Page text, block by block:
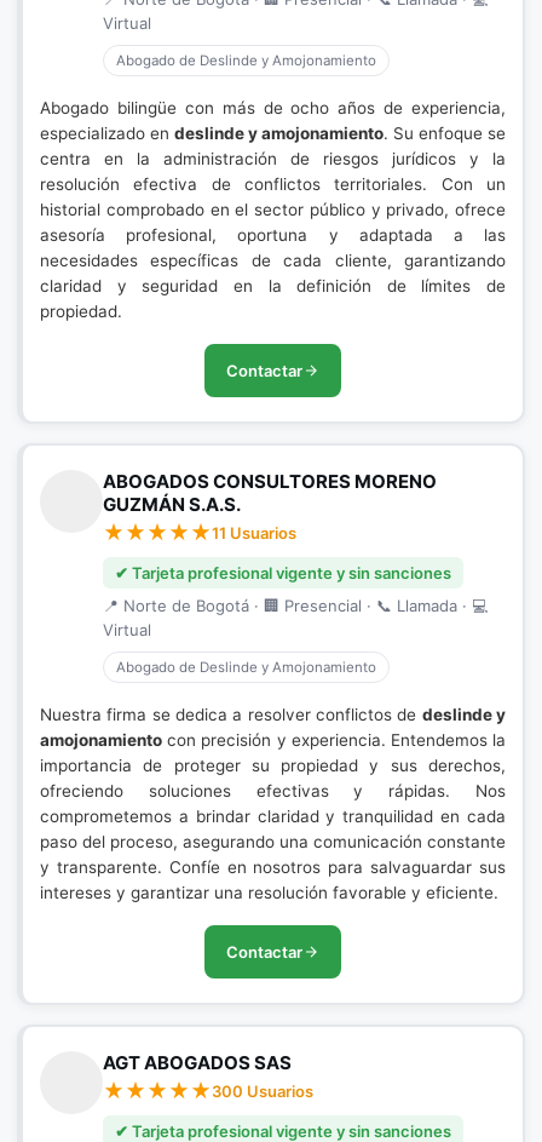
Virtual
Abogado de Deslinde y Amojonamiento
Abogado bilingüe con más de ocho años de experiencia,
especializado en deslinde y amojonamiento. Su enfoque se
centra en la administración de riesgos jurídicos y la
resolución efectiva de conflictos territoriales. Con un
historial comprobado en el sector público y privado, ofrece
asesoría profesional, oportuna y adaptada a las
necesidades específicas de cada cliente, garantizando
claridad y seguridad en la definición de límites de
propiedad.
Contactar
ABOGADOS CONSULTORES MORENO
GUZMÁN S.A.S.
11 Usuarios
✔ Tarjeta profesional vigente y sin sanciones
📍 Norte de Bogotá · 🏢 Presencial · 📞 Llamada · 💻
Virtual
Abogado de Deslinde y Amojonamiento
Nuestra firma se dedica a resolver conflictos de deslinde y
amojonamiento con precisión y experiencia. Entendemos la
importancia de proteger su propiedad y sus derechos,
ofreciendo soluciones efectivas y rápidas. Nos
comprometemos a brindar claridad y tranquilidad en cada
paso del proceso, asegurando una comunicación constante
y transparente. Confíe en nosotros para salvaguardar sus
intereses y garantizar una resolución favorable y eficiente.
Contactar
AGT ABOGADOS SAS
300 Usuarios
✔ Tarjeta profesional vigente y sin sanciones